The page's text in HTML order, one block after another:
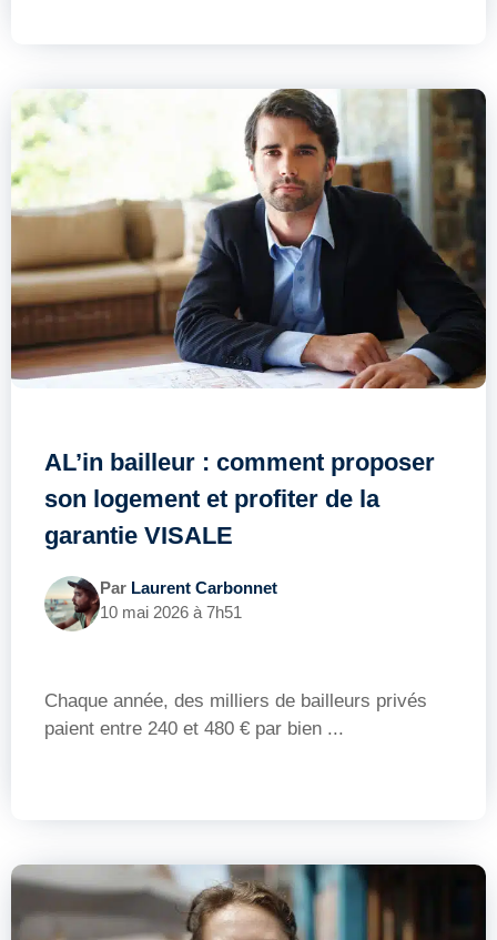
AL’in bailleur : comment proposer
son logement et profiter de la
garantie VISALE
Par Laurent Carbonnet
10 mai 2026 à 7h51
Chaque année, des milliers de bailleurs privés
paient entre 240 et 480 € par bien ...